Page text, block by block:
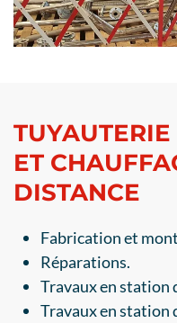
ET
DISTANCE
Fabrication et
Réparations.
Travaux en station
Travaux en station